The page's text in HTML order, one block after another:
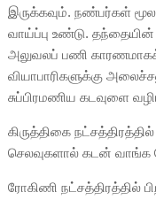
இருக்கவும். நண்பர்கள்
வாய்ப்பு உண்டு. தந்தையின்
அலுவலப் பணி
வியாபாரிகளுக்கு
சுப்பிரமணிய கடவுளை
கிருத்திகை
செலவுகளால் கடன் வாங்க
ரோகிணி நட்சத்திரத்தில்